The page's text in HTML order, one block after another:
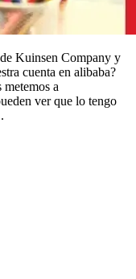
Kuinsen Company y
cuenta en alibaba?
a
ver que lo tengo